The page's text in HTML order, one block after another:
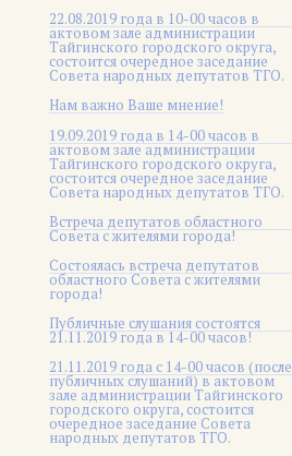
22.08.2019 года в 10-00 часов в
актовом зале администрации
Тайгинского городского округа,
состоится очередное заседание
Совета народных депутатов ТГО.
Нам важно Ваше мнение!
19.09.2019 года в 14-00 часов в
актовом зале администрации
Тайгинского городского округа,
состоится очередное заседание
Совета народных депутатов ТГО.
Встреча депутатов областного
Совета с жителями города!
Состоялась встреча депутатов
областного Совета с жителями
города!
Публичные слушания состоятся
21.11.2019 года в 14-00 часов!
21.11.2019 года с 14-00 часов (после
публичных слушаний) в актовом
зале администрации Тайгинского
городского округа, состоится
очередное заседание Совета
народных депутатов ТГО.